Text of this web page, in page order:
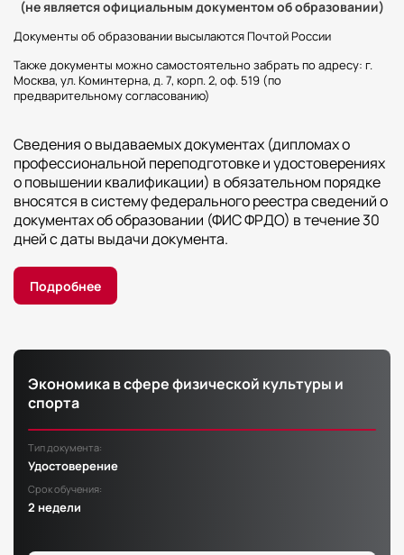
(не является официальным документом об образовании)
Документы об образовании высылаются Почтой России
Также документы можно самостоятельно забрать по адресу: г.
Москва, ул. Коминтерна, д. 7, корп. 2, оф. 519 (по
предварительному согласованию)
Сведения о выдаваемых документах (дипломах о
профессиональной переподготовке и удостоверениях
о повышении квалификации) в обязательном порядке
вносятся в систему федерального реестра сведений о
документах об образовании (ФИС ФРДО) в течение 30
дней с даты выдачи документа.
Подробнее
Экономика в сфере физической культуры и
спорта
Тип документа:
Удостоверение
Срок обучения:
2 недели